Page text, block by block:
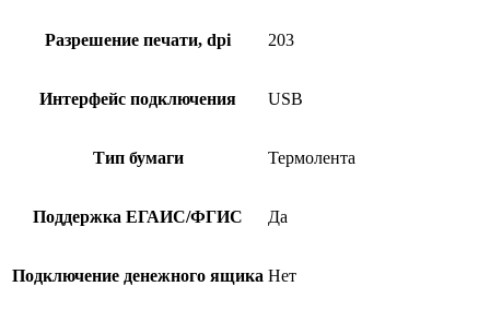
Разрешение печати, dpi 203
Интерфейс подключения USB
Тип бумаги Термолента
Поддержка ЕГАИС/ФГИС Да
Подключение денежного ящика Нет